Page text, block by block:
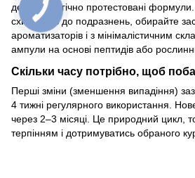
дерматологічно протестовані
схильність до подразнень, обирайте
ароматизаторів і з мінімалістичним
ампули на основі пептидів або
Скільки часу потрібно, щоб
Перші зміни (зменшення випадіння)
4 тижні регулярного використання.
через 2–3 місяці. Це природний цикл,
терпінням і дотримуватись обраного